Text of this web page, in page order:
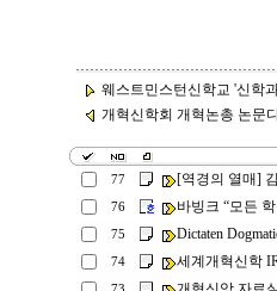
웨스트민스턴신학교 '신학
개혁신학회 개혁논총 논문
77 [역경의 열매]
76 바빙크 “모든
75 Dictaten
74 세계개혁신학